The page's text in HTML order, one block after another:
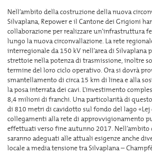
Nell’ambito della costruzione della nuova
Silvaplana, Repower e il Cantone dei Grigioni
collaborazione per realizzare un’infrastruttura
lungo la nuova circonvallazione. La rete
interregionale da 150 kV nell’area di Silvaplana
strettoie nella potenza di trasmissione, inoltre
termine del loro ciclo operativo. Ora si dovrà
smantellamento di circa 15 km di linea e alla
la posa interrata dei cavi. L’investimento
8,4 milioni di franchi. Una particolarità di
di 810 metri di cavidotto sul fondo del lago «Lej
collegamenti alla rete di approvvigionamento
effettuati verso fine autunno 2017.
saranno adeguati alle attuali esigenze anche
locale a media tensione tra Silvaplana –